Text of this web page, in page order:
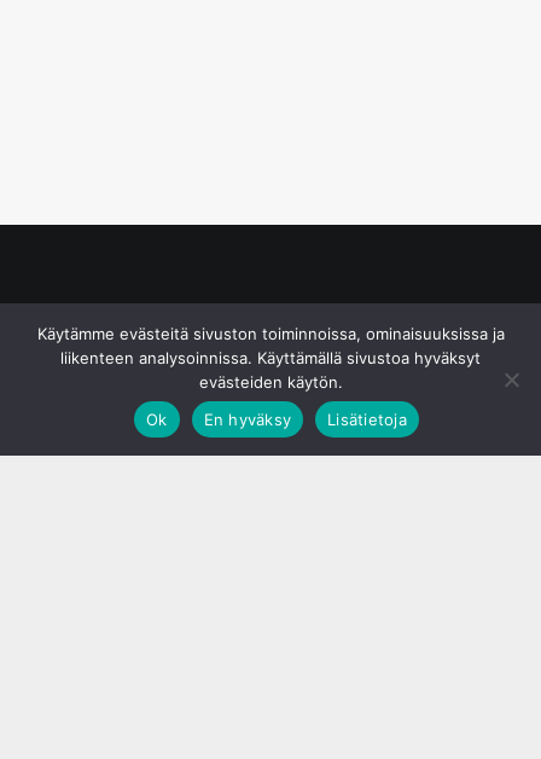
Käytämme evästeitä sivuston toiminnoissa, ominaisuuksissa ja
liikenteen analysoinnissa. Käyttämällä sivustoa hyväksyt
evästeiden käytön.
Ok
En hyväksy Lisätietoja